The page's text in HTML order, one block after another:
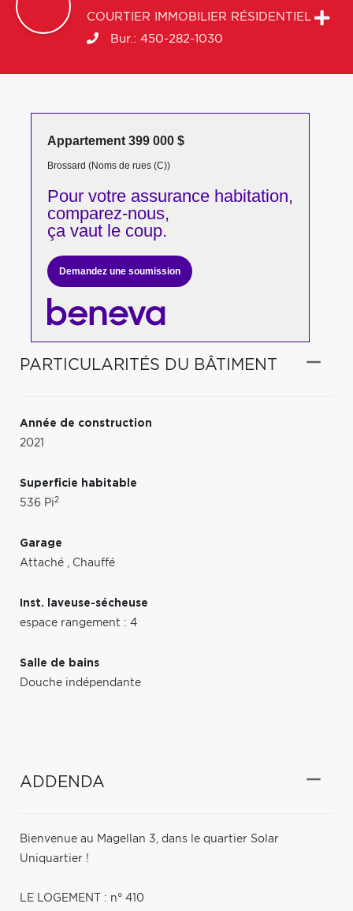
COURTIER IMMOBILIER RÉSIDENTIEL
Bur.: 450-282-1030
Appartement 399 000 $
Brossard (Noms de rues (C))
Pour votreassurance habitation,
comparez-nous,
ça vaut le coup.
Demandez une soumission
PARTICULARITÉS DU BÂTIMENT
Année de construction
2021
Superficie habitable
536 Pi2
Garage
Attaché , Chauffé
Inst. laveuse-sécheuse
espace rangement : 4
Salle de bains
Douche indépendante
ADDENDA
Bienvenue au Magellan 3, dans le quartier Solar
Uniquartier !
LE LOGEMENT : n° 410